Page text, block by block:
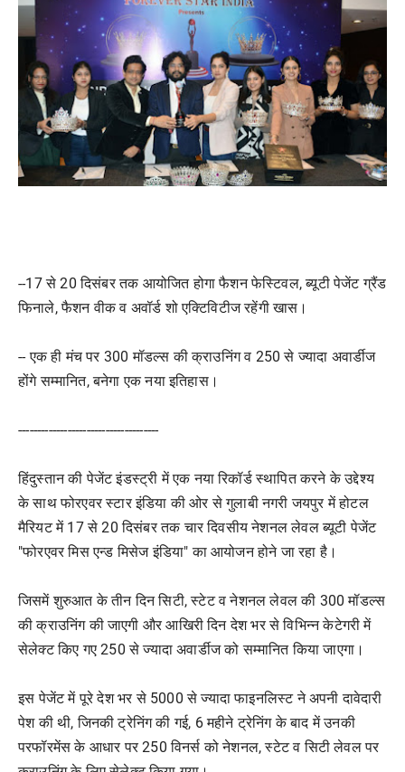
--17 से 20 दिसंबर तक आयोजित होगा फैशन फेस्टिवल, ब्यूटी पेजेंट ग्रैंड
फिनाले, फैशन वीक व अवॉर्ड शो एक्टिविटीज रहेंगी खास।
-- एक ही मंच पर 300 मॉडल्स की क्राउनिंग व 250 से ज्यादा अवार्डीज
होंगे सम्मानित, बनेगा एक नया इतिहास।
-------------------------------------
हिंदुस्तान की पेजेंट इंडस्ट्री में एक नया रिकॉर्ड स्थापित करने के उद्देश्य
के साथ फोरएवर स्टार इंडिया की ओर से गुलाबी नगरी जयपुर में होटल
मैरियट में 17 से 20 दिसंबर तक चार दिवसीय नेशनल लेवल ब्यूटी पेजेंट
"फोरएवर मिस एन्ड मिसेज इंडिया" का आयोजन होने जा रहा है।
जिसमें शुरुआत के तीन दिन सिटी, स्टेट व नेशनल लेवल की 300 मॉडल्स
की क्राउनिंग की जाएगी और आखिरी दिन देश भर से विभिन्न केटेगरी में
सेलेक्ट किए गए 250 से ज्यादा अवार्डीज को सम्मानित किया जाएगा।
इस पेजेंट में पूरे देश भर से 5000 से ज्यादा फाइनलिस्ट ने अपनी दावेदारी
पेश की थी, जिनकी ट्रेनिंग की गई, 6 महीने ट्रेनिंग के बाद में उनकी
परफॉरमेंस के आधार पर 250 विनर्स को नेशनल, स्टेट व सिटी लेवल पर